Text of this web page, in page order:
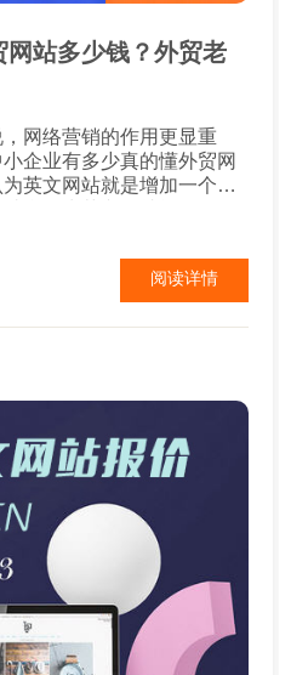
站多少钱？外贸老
网络营销的作用更显重
企业有多少真的懂外贸网
英文网站就是增加一个语
，导致外国人很难找到他想
扭；同时也忽略了国外当
的知名的网站和黄页等采购
业如果要建立一个合...
阅读详情